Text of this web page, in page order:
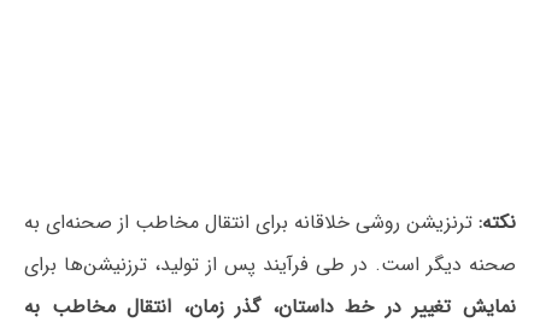
نکته: ترنزیشن روشی خلاقانه برای انتقال مخاطب از صحنه‌ای به
صحنه دیگر است. در طی فرآیند پس از تولید، ترزنیشن‌ها برای
نمایش تغییر در خط داستان، گذر زمان، انتقال مخاطب به